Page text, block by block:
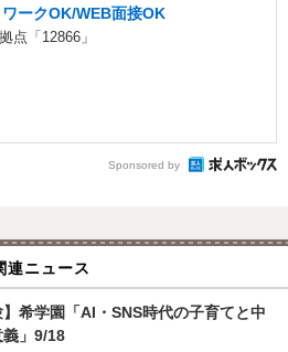
ークOK/WEB面接OK
点「12866」
Sponsored by
連ニュース
】希学園「AI・SNS時代の子育てと中
」9/18